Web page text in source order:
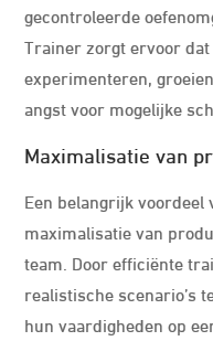
gecontroleerde
Trainer zorgt ervoor
experimenteren,
angst voor mogelijke
Maximalisatie van
Een belangrijk
maximalisatie van
team. Door efficiënte
realistische scenario’s
hun vaardigheden op